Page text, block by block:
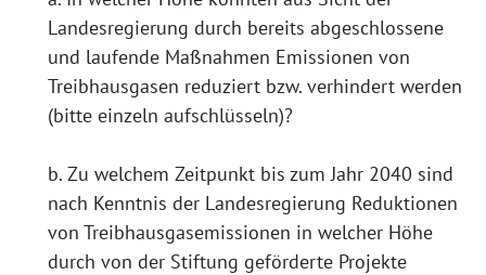
Landesregierung durch bereits abgeschlossene
und laufende Maßnahmen Emissionen von
Treibhausgasen reduziert bzw. verhindert werden
(bitte einzeln aufschlüsseln)?
b. Zu welchem Zeitpunkt bis zum Jahr 2040 sind
nach Kenntnis der Landesregierung Reduktionen
von Treibhausgasemissionen in welcher Höhe
durch von der Stiftung geförderte Projekte